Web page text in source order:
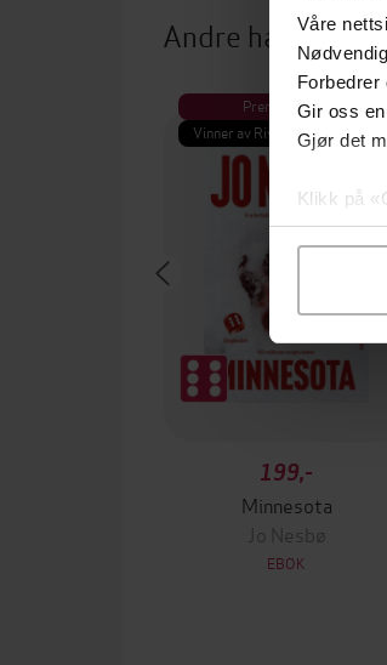
Våre
Forbedrer
Gir oss
Gjør det
Klikk på
samtykke
Andre har også
Premium
Vinner av Rivertonprisen
199,-
Minnesota
Jo Nesbø
EBOK